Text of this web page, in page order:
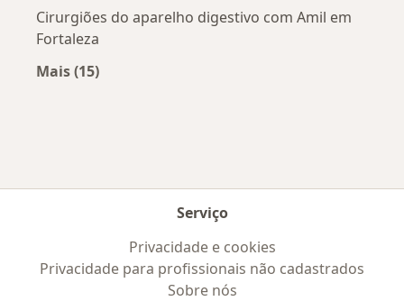
Cirurgiões do aparelho digestivo com Amil em
Fortaleza
Mais (15)
Serviço
Privacidade e cookies
Privacidade para profissionais não cadastrados
Sobre nós